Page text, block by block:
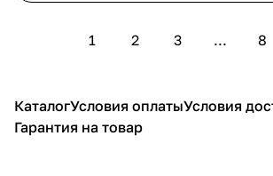
1 2 3 ... 8
КаталогУсловия оплатыУсловия
Гарантия на товар